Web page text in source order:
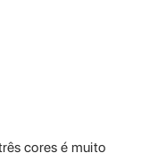
cores é muito